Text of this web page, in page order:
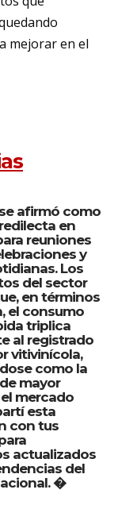
mejorar en el
afirmó como
en
reuniones
y
Los
del sector
en términos
el consumo
triplica
al registrado
vitivinícola,
como la
mayor
mercado
esta
con tus
actualizados
del
�